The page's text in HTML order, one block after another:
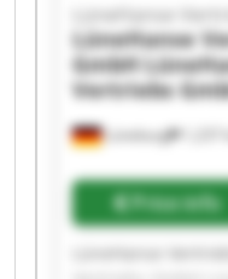
Lüneburg
LüneHanse
LüneHanse
GmbH
Vertriebs
Price info